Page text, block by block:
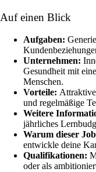
Auf einen Blick
Aufgaben:
Unternehmen:
Gesundheit mit
Menschen.
Vorteile:
und regelmäßige
Weitere
jährliches
Warum dieser
entwickle deine
Qualifikationen:
oder als